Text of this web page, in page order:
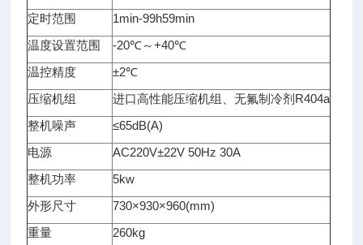
定时范围
1min-99h59min
温度设置范围
-20℃～+40℃
温控精度
±2℃
压缩机组
进口高性能压缩机组、无氟制冷剂R404a
整机噪声
≤65dB(A)
电源
AC220V±22V 50Hz 30A
整机功率
5kw
外形尺寸
730×930×960(mm)
重量
260kg